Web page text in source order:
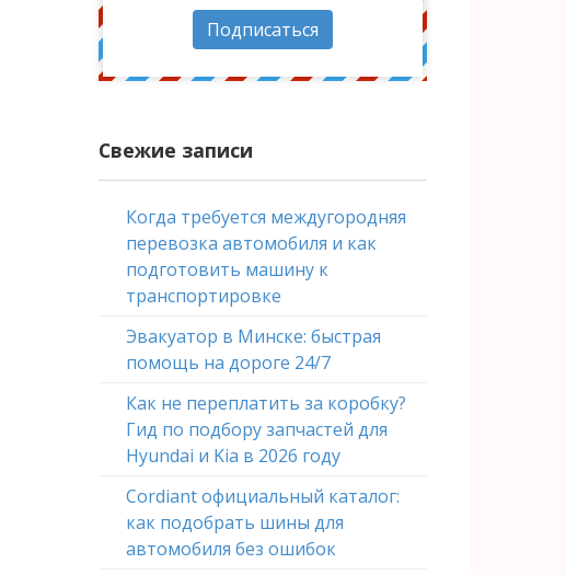
Подписаться
Свежие записи
Когда требуется междугородняя
перевозка автомобиля и как
подготовить машину к
транспортировке
Эвакуатор в Минске: быстрая
помощь на дороге 24/7
Как не переплатить за коробку?
Гид по подбору запчастей для
Hyundai и Kia в 2026 году
Cordiant официальный каталог:
как подобрать шины для
автомобиля без ошибок